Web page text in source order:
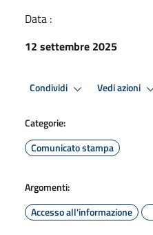
Data :
12 settembre 2025
Condividi Vedi azioni
Categorie:
Comunicato stampa
Argomenti:
Accesso all'informazione